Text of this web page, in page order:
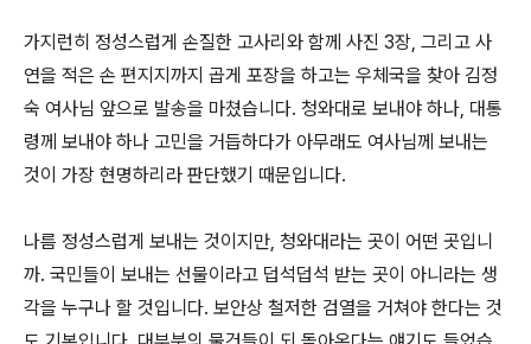
가지런히 정성스럽게 손질한 고사리와 함께 사진 3장, 그리고 사
연을 적은 손 편지지까지 곱게 포장을 하고는 우체국을 찾아 김정
숙 여사님 앞으로 발송을 마쳤습니다. 청와대로 보내야 하나, 대통
령께 보내야 하나 고민을 거듭하다가 아무래도 여사님께 보내는
것이 가장 현명하리라 판단했기 때문입니다.
나름 정성스럽게 보내는 것이지만, 청와대라는 곳이 어떤 곳입니
까. 국민들이 보내는 선물이라고 덥석덥석 받는 곳이 아니라는 생
각을 누구나 할 것입니다. 보안상 철저한 검열을 거쳐야 한다는 것